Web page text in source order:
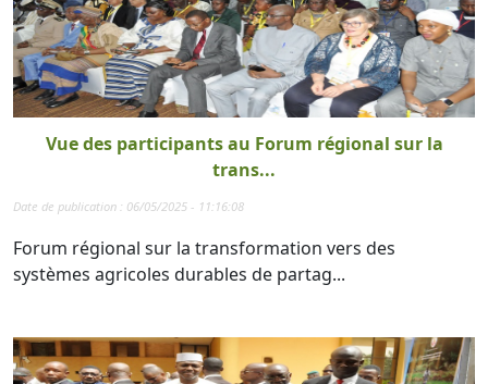
Vue des participants au Forum régional sur la
trans...
Date de publication : 06/05/2025 - 11:16:08
Forum régional sur la transformation vers des
systèmes agricoles durables de partag...